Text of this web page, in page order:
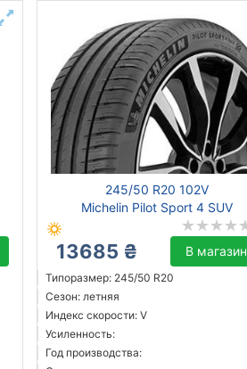
245/50 R20 102V
Michelin Pilot Sport 4 SUV
13685 ₴ В магазин
Типоразмер: 245/50 R20
Сезон: летняя
Индекс скорости: V
Усиленность:
Год производства: